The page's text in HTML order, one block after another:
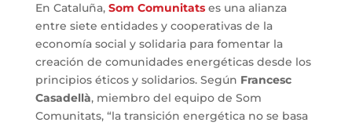
En Cataluña, Som Comunitatses una alianza
entre siete entidades y cooperativas de la
economía social y solidaria para fomentar la
creación de comunidades energéticas desde los
principios éticos y solidarios. Según Francesc
Casadellà, miembro del equipo de Som
Comunitats, “la transición energética no se basa